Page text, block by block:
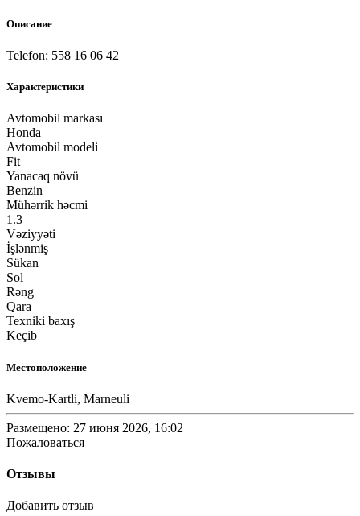
Описание
Telefon: 558 16 06 42
Характеристики
Avtomobil markası
Honda
Avtomobil modeli
Fit
Yanacaq növü
Benzin
Mühərrik həcmi
1.3
Vəziyyəti
İşlənmiş
Sükan
Sol
Rəng
Qara
Texniki baxış
Keçib
Местоположение
Kvemo-Kartli, Marneuli
Размещено: 27 июня 2026, 16:02
Пожаловаться
Отзывы
Добавить отзыв